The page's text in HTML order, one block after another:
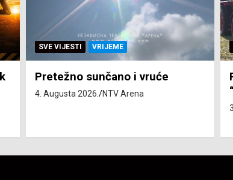
SVE VIJESTI ZEMLJA
Pravo na subvenciju za traktor
“Belarus” ostvarila 84 korisnika